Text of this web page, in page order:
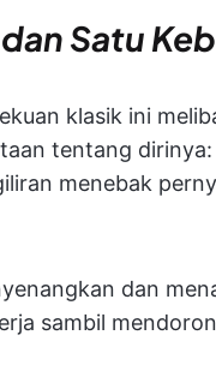
Satu
klasik ini
tentang
menebak
dan
sambil